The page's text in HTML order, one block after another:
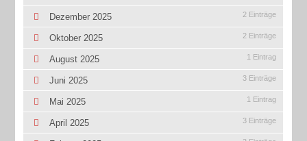
Dezember 2025 2 Einträge
Oktober 2025 2 Einträge
August 2025 1 Eintrag
Juni 2025 3 Einträge
Mai 2025 1 Eintrag
April 2025 3 Einträge